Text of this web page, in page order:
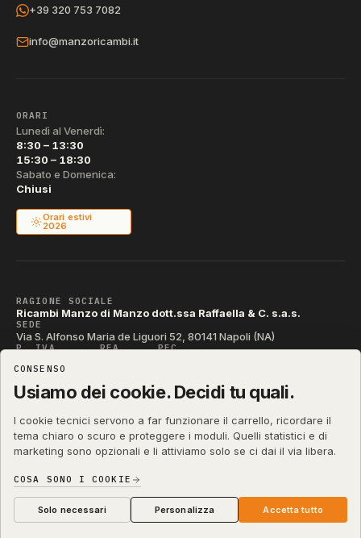
+39 320 753 7082
info@manzoricambi.it
ORARI
Lunedì al Venerdì:
8:30 – 13:30
15:30 – 18:30
Sabato e Domenica:
Chiusi
Orari estivi
2026
RAGIONE SOCIALE
Ricambi Manzo di Manzo dott.ssa Raffaella & C. s.a.s.
SEDE
Via S. Alfonso Maria de Liguori 52, 80141 Napoli (NA)
P. IVA REA PEC
CODICE SDI
T04ZHR3
shop.manzoricambi.it
Stefano Russo
Privacy & Cookie·Termini
Preferenze cookie
CONSENSO
Usiamo dei cookie. Decidi tu quali.
I cookie tecnici servono a far funzionare il carrello, ricordare il
tema chiaro o scuro e proteggere i moduli. Quelli statistici e di
marketing sono opzionali e li attiviamo solo se ci dai il via libera.
COSA SONO I COOKIE
Solo necessari Personalizza Accetta tutto